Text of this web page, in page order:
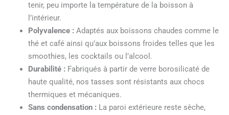
tenir, peu importe la température de la boisson à
l’intérieur.
Polyvalence : Adaptés aux boissons chaudes comme le
thé et café ainsi qu’aux boissons froides telles que les
smoothies, les cocktails ou l’alcool.
Durabilité : Fabriqués à partir de verre borosilicaté de
haute qualité, nos tasses sont résistants aux chocs
thermiques et mécaniques.
Sans condensation : La paroi extérieure reste sèche,